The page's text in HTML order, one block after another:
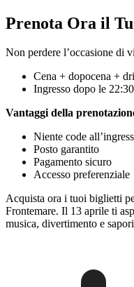
Prenota Ora il
Non perdere l’occasione di
Cena + dopocena +
Ingresso dopo le
Vantaggi della
Niente code
Posto garantito
Pagamento sicuro
Accesso preferenziale
Acquista ora i tuoi biglietti
Frontemare. Il 13 aprile ti
musica, divertimento e